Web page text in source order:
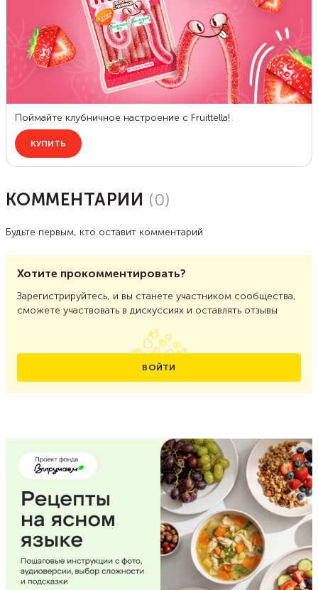
КОММЕНТАРИИ (0)
Будьте первым, кто оставит комментарий
Хотите прокомментировать?
Зарегистрируйтесь, и вы станете участником сообщества,
сможете участвовать в дискуссиях и оставлять отзывы
ВОЙТИ